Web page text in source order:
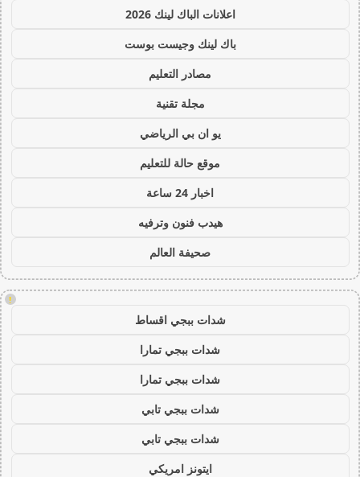
اعلانات الباك لينك 2026
باك لينك وجيست بوست
مصادر التعليم
مجلة تقنية
يو ان بي الرياضي
موقع حالة للتعليم
اخبار 24 ساعة
هيدب فنون وترفيه
صحيفة العالم
!
شدات ببجي اقساط
شدات ببجي تمارا
شدات ببجي تمارا
شدات ببجي تابي
شدات ببجي تابي
ايتونز امريكي